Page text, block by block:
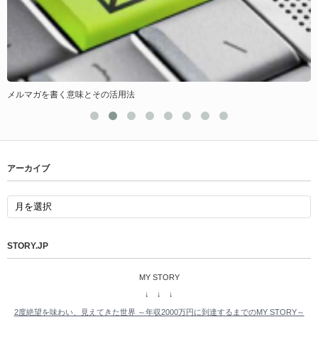
メルマガを書く意味とその活用法
アーカイブ
STORY.JP
MY STORY
↓ ↓ ↓
2度絶望を味わい、見えてきた世界 ～年収2000万円に到達するまでのMY STORY～